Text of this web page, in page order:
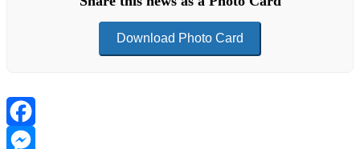
Download Photo Card
Facebook